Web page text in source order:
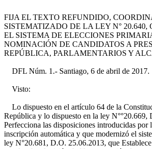
FIJA EL TEXTO REFUNDIDO,
SISTEMATIZADO DE LA LEY N° 20.640,
EL SISTEMA DE ELECCIONES
NOMINACIÓN DE CANDIDATOS A
REPÚBLICA, PARLAMENTARIOS Y
DFL Núm. 1.- Santiago, 6 de abril de 2017.
Visto:
Lo dispuesto en el artículo 64 de la
República y lo dispuesto en la ley N°°20.669,
Perfecciona las disposiciones introducidas por
inscripción automática y que modernizó el
ley N°20.681, D.O. 25.06.2013, que